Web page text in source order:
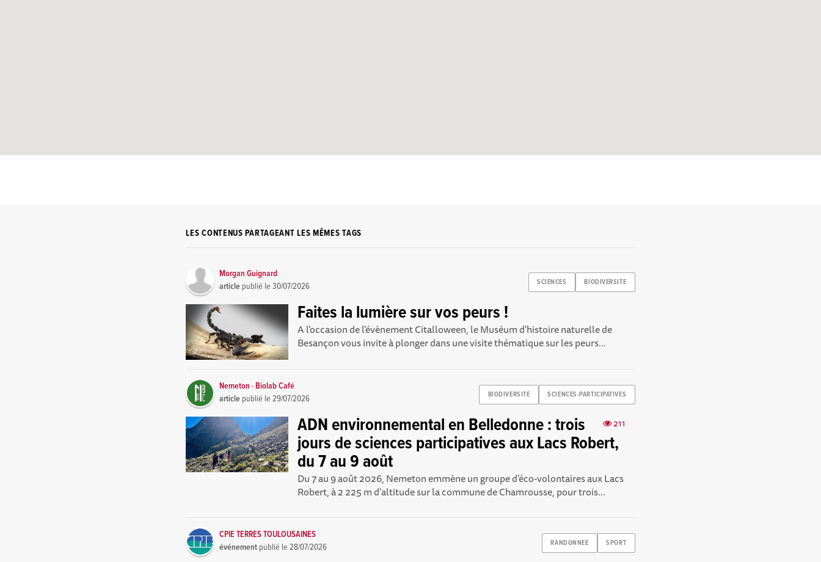
LES CONTENUS PARTAGEANT LES MÊMES TAGS
SCIENCES BIODIVERSITE
Morgan Guignard
article publié le30/07/2026
Faites la lumière sur vos peurs !
A l'occasion de l'évènement Citalloween, le Muséum d'histoire naturelle de
Besançon vous invite à plonger dans une visite thématique sur les peurs...
BIODIVERSITE SCIENCES-PARTICIPATIVES
Nemeton · Biolab Café
article publié le29/07/2026
211
ADN environnemental en Belledonne : trois
jours de sciences participatives aux Lacs Robert,
du 7 au 9 août
Du 7 au 9 août 2026, Nemeton emmène un groupe d'éco-volontaires aux Lacs
Robert, à 2 225 m d'altitude sur la commune de Chamrousse, pour trois...
RANDONNEE SPORT
CPIE TERRES TOULOUSAINES
événement publié le28/07/2026